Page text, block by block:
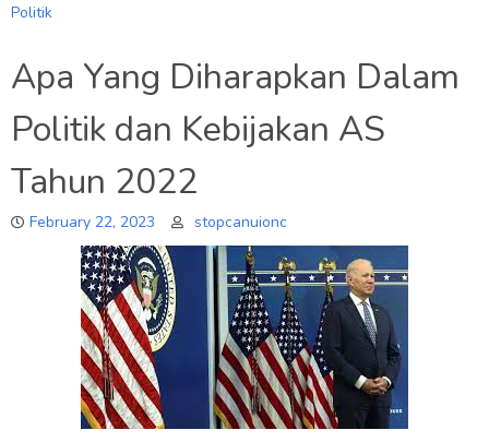
Politik
Apa Yang Diharapkan Dalam
Politik dan Kebijakan AS
Tahun 2022
February 22, 2023 stopcanuionc